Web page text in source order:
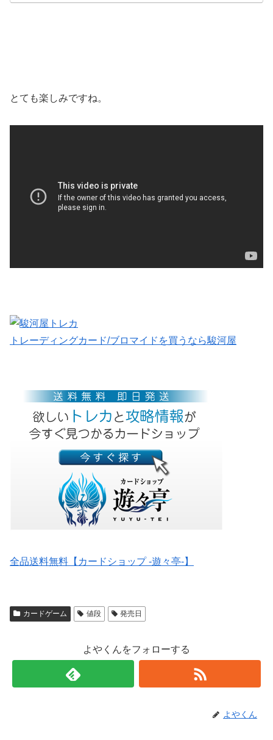
とても楽しみですね。
トレーディングカード/ブロマイドを買うなら駿河屋
全品送料無料【カードショップ -遊々亭-】
カードゲーム 値段 発売日
よやくんをフォローする
よやくん